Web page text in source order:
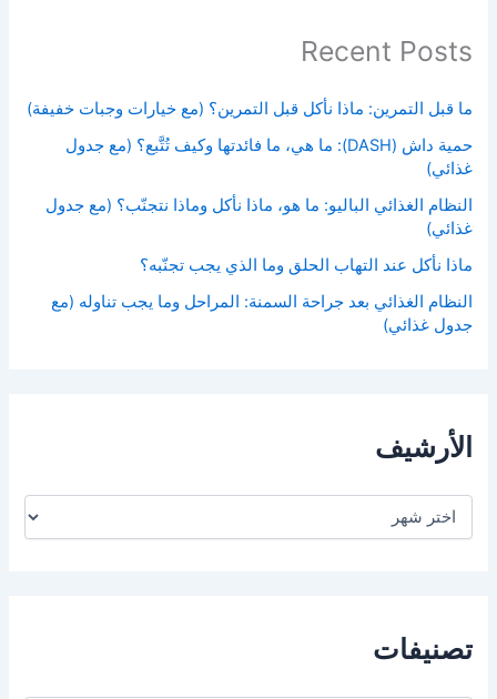
Recent Posts
ما قبل التمرين: ماذا نأكل قبل التمرين؟ (مع خيارات وجبات خفيفة)
حمية داش (DASH): ما هي، ما فائدتها وكيف تُتَّبع؟ (مع جدول
غذائي)
النظام الغذائي الباليو: ما هو، ماذا نأكل وماذا نتجنّب؟ (مع جدول
غذائي)
ماذا نأكل عند التهاب الحلق وما الذي يجب تجنّبه؟
النظام الغذائي بعد جراحة السمنة: المراحل وما يجب تناوله (مع
جدول غذائي)
الأرشيف
تصنيفات